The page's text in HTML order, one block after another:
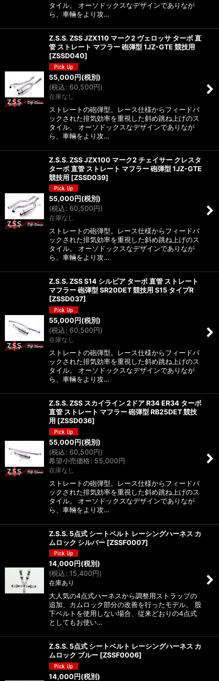
タイル。 オーソドックスなデザインでありなが
ら、車輛をより攻…
Z.S.S. ZSS JZX110 マーク2 ヴェロッサ ターボ 直
管 ストレート マフラー 砲弾型 1JZ-GTE 競技用
[ZSSD040]
55,000円(税別)
(税込: 60,500円)
在庫なし
ストレートの砲弾型。レース仕様からフィードバ
ックされた排気効率を重視した斜め跳ね上げのス
タイル。 オーソドックスなデザインでありなが
ら、車輛をより攻…
Z.S.S. ZSS JZX100 マーク2 チェイサー クレスタ
ターボ 直管 ストレート マフラー 砲弾型 1JZ-GTE
競技用 [ZSSD039]
55,000円(税別)
(税込: 60,500円)
在庫なし
ストレートの砲弾型。レース仕様からフィードバ
ックされた排気効率を重視した斜め跳ね上げのス
タイル。 オーソドックスなデザインでありなが
ら、車輛をより攻…
Z.S.S. ZSS S14 シルビア ターボ 直管 ストレート
マフラー 砲弾型 SR20DET 競技用 S15 タイプR
[ZSSD037]
55,000円(税別)
(税込: 60,500円)
在庫なし
ストレートの砲弾型。レース仕様からフィードバ
ックされた排気効率を重視した斜め跳ね上げのス
タイル。 オーソドックスなデザインでありなが
ら、車輛をより攻…
Z.S.S. ZSS スカイライン 2ドア R34 ER34 ターボ
直管 ストレート マフラー 砲弾型 RB25DET 競技
用 [ZSSD036]
55,000円(税別)
(税込: 60,500円)
希望小売価格: 55,000円
在庫なし
ストレートの砲弾型。レース仕様からフィードバ
ックされた排気効率を重視した斜め跳ね上げのス
タイル。 オーソドックスなデザインでありなが
ら、車輛をより攻…
Z.S.S. 5点式 シートベルト レーシングハーネス カ
ムロック シルバー [ZSSF0007]
14,000円(税別)
(税込: 15,400円)
在庫あり
大人気の4点式ハーネスから調整用ストラップの
追加、カムロック部分の改善を行ったモデル。 股
下ベルトを使用しない場合、従来どおりの4点式
としてもお使い…
Z.S.S. 5点式 シートベルト レーシングハーネス カ
ムロック ブルー [ZSSF0006]
14,000円(税別)